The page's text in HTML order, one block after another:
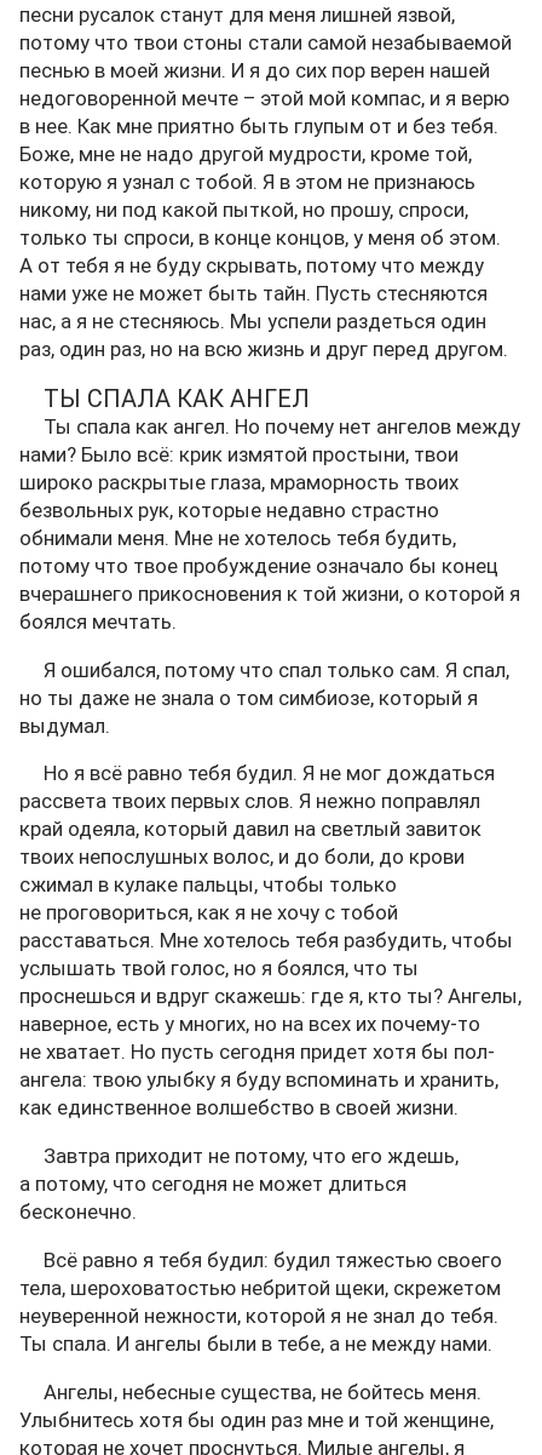
песни русалок станут для меня лишней язвой,
потому что твои стоны стали самой незабываемой
песнью в моей жизни. И я до сих пор верен нашей
недоговоренной мечте – этой мой компас, и я верю
в нее. Как мне приятно быть глупым от и без тебя.
Боже, мне не надо другой мудрости, кроме той,
которую я узнал с тобой. Я в этом не признаюсь
никому, ни под какой пыткой, но прошу, спроси,
только ты спроси, в конце концов, у меня об этом.
А от тебя я не буду скрывать, потому что между
нами уже не может быть тайн. Пусть стесняются
нас, а я не стесняюсь. Мы успели раздеться один
раз, один раз, но на всю жизнь и друг перед другом.
ТЫ СПАЛА КАК АНГЕЛ
Ты спала как ангел. Но почему нет ангелов между
нами? Было всё: крик измятой простыни, твои
широко раскрытые глаза, мраморность твоих
безвольных рук, которые недавно страстно
обнимали меня. Мне не хотелось тебя будить,
потому что твое пробуждение означало бы конец
вчерашнего прикосновения к той жизни, о которой я
боялся мечтать.
Я ошибался, потому что спал только сам. Я спал,
но ты даже не знала о том симбиозе, который я
выдумал.
Но я всё равно тебя будил. Я не мог дождаться
рассвета твоих первых слов. Я нежно поправлял
край одеяла, который давил на светлый завиток
твоих непослушных волос, и до боли, до крови
сжимал в кулаке пальцы, чтобы только
не проговориться, как я не хочу с тобой
расставаться. Мне хотелось тебя разбудить, чтобы
услышать твой голос, но я боялся, что ты
проснешься и вдруг скажешь: где я, кто ты? Ангелы,
наверное, есть у многих, но на всех их почему-то
не хватает. Но пусть сегодня придет хотя бы пол-
ангела: твою улыбку я буду вспоминать и хранить,
как единственное волшебство в своей жизни.
Завтра приходит не потому, что его ждешь,
а потому, что сегодня не может длиться
бесконечно.
Всё равно я тебя будил: будил тяжестью своего
тела, шероховатостью небритой щеки, скрежетом
неуверенной нежности, которой я не знал до тебя.
Ты спала. И ангелы были в тебе, а не между нами.
Ангелы, небесные существа, не бойтесь меня.
Улыбнитесь хотя бы один раз мне и той женщине,
которая не хочет проснуться. Милые ангелы, я